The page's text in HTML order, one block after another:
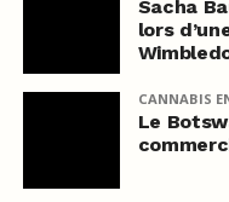
Sacha
lors
CANNABIS
Le